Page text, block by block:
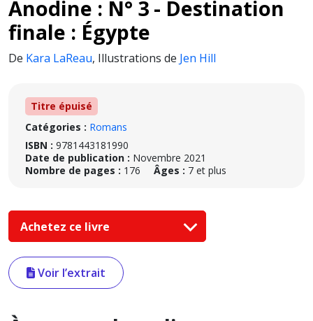
Anodine : N° 3 - Destination
finale : Égypte
De Kara LaReau, Illustrations de Jen Hill
Titre épuisé
Catégories : Romans
ISBN : 9781443181990
Date de publication : Novembre 2021
Nombre de pages : 176 Âges : 7 et plus
Achetez ce livre
Voir l’extrait